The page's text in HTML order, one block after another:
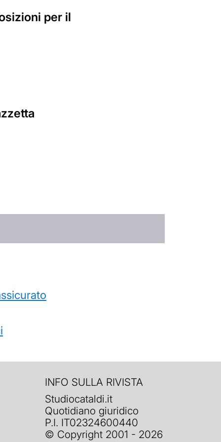
per il
INFO SULLA RIVISTA
Studiocataldi.it
Quotidiano giuridico
P.I. IT02324600440
© Copyright 2001 - 2026